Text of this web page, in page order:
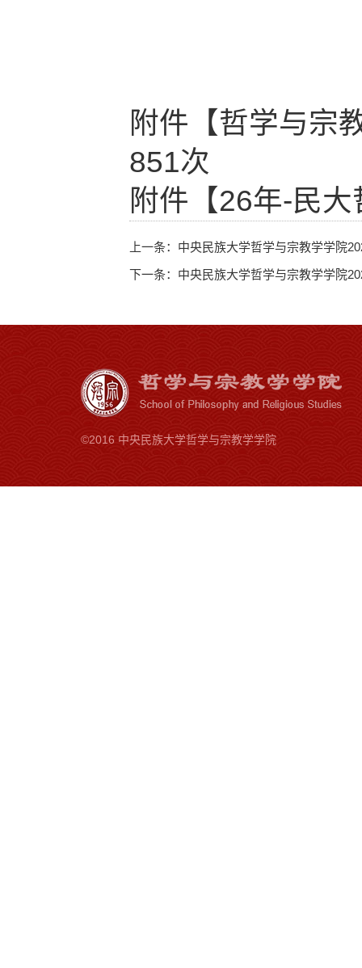
附件【哲学与宗
851次
附件【26年-民大
上一条： 中央民族大学哲学与宗教学学院
下一条： 中央民族大学哲学与宗教学学院
©2016 中央民族大学哲学与宗教学学院